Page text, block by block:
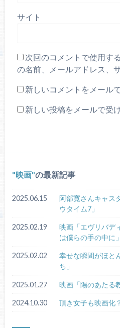
サイト
次回のコメントで使用す
の名前、メールアドレス、
新しいコメントをメール
新しい投稿をメールで受
映画 の最新記事
2025.06.15
阿部寛さんキャス
ウタイム7」
2025.02.19
映画「エヴリバデ
は僕らの手の中に」
2025.02.02
幸せな瞬間がほと
ち」
2025.01.27 映画「陽のあたる
2024.10.30 頂き女子も映画化